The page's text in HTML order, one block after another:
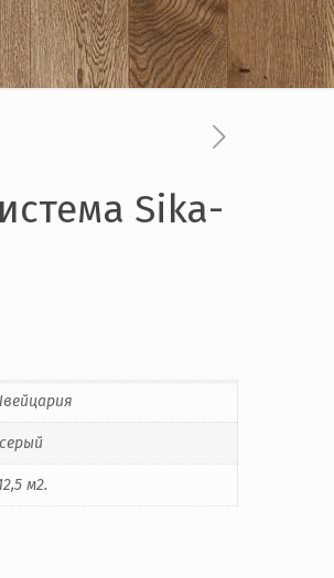
Sika-
м2.